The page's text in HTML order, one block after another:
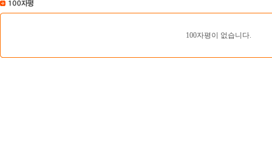
100자평이 없습니다.